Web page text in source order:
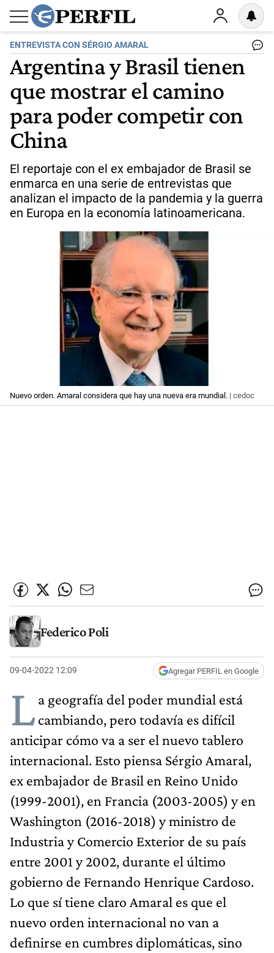
ENTREVISTA CON SÉRGIO AMARAL
Argentina y Brasil tienen
que mostrar el camino
para poder competir con
China
El reportaje con el ex embajador de Brasil se
enmarca en una serie de entrevistas que
analizan el impacto de la pandemia y la guerra
en Europa en la economía latinoamericana.
Nuevo orden. Amaral considera que hay una nueva era mundial. | cedoc
Federico Poli
09-04-2022 12:09 Agregar PERFIL en Google
La geografía del poder mundial está
cambiando, pero todavía es difícil
anticipar cómo va a ser el nuevo tablero
internacional. Esto piensa Sérgio Amaral,
ex embajador de Brasil en Reino Unido
(1999-2001), en Francia (2003-2005) y en
Washington (2016-2018) y ministro de
Industria y Comercio Exterior de su país
entre 2001 y 2002, durante el último
gobierno de Fernando Henrique Cardoso.
Lo que sí tiene claro Amaral es que el
nuevo orden internacional no van a
definirse en cumbres diplomáticas, sino